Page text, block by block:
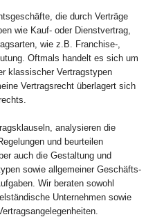
die durch Verträge
wie Kauf- oder Dienstvertrag,
wie z.B. Franchise-,
Oftmals handelt es sich um
klassischer Vertragstypen
Vertragsrecht überlagert sich
analysieren die
und beurteilen
auch die Gestaltung und
sowie allgemeiner Geschäfts-
Wir beraten sowohl
Unternehmen sowie